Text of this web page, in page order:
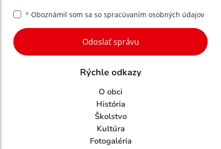
* Oboznámil som sa so spracúvaním osobných údajov
Google reCaptcha Response
Odoslať správu
Rýchle odkazy
O obci
História
Školstvo
Kultúra
Fotogaléria